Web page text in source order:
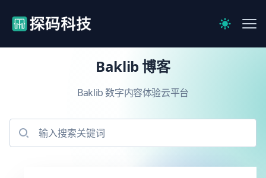
【官网】探码科技
Switch
Baklib 博客
Baklib 数字内容体验云平台